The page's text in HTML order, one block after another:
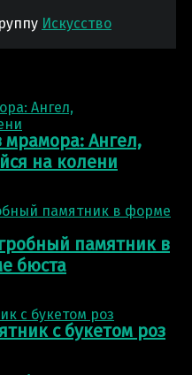
Искусство
мрамора: Ангел,
на колени
памятник в
бюста
с букетом роз